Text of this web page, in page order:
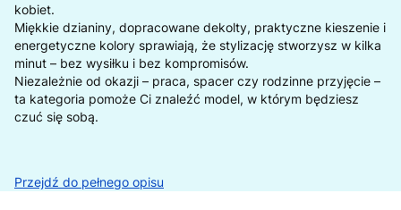
kobiet.
Miękkie dzianiny, dopracowane dekolty, praktyczne kieszenie i
energetyczne kolory sprawiają, że stylizację stworzysz w kilka
minut – bez wysiłku i bez kompromisów.
Niezależnie od okazji – praca, spacer czy rodzinne przyjęcie –
ta kategoria pomoże Ci znaleźć model, w którym będziesz
czuć się sobą.
Przejdź do pełnego opisu